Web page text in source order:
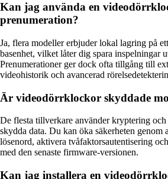
Kan jag använda en
prenumeration?
Ja, flera modeller erbjuder lokal lagring på
basenhet, vilket låter dig spara inspelningar
Prenumerationer ger dock ofta tillgång till
videohistorik och avancerad
Är videodörrklockor skyddade
De flesta tillverkare använder kryptering
skydda data. Du kan öka säkerheten genom
lösenord, aktivera tvåfaktorsautentisering
med den senaste firmware-versionen.
Kan jag installera en